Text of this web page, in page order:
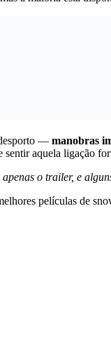
— manobras
sentir aquela ligação
o trailer, e
películas de